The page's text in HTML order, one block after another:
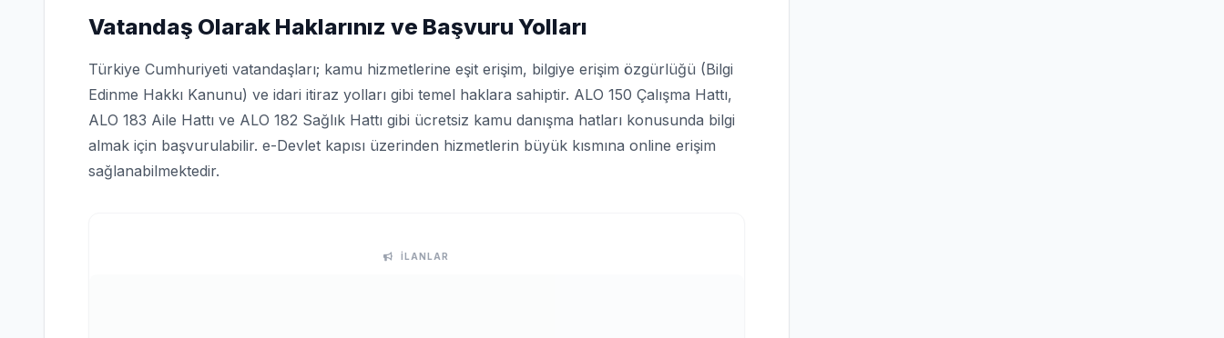
Vatandaş Olarak Haklarınız ve Başvuru Yolları
Türkiye Cumhuriyeti vatandaşları; kamu hizmetlerine eşit erişim, bilgiye erişim özgürlüğü (Bilgi
Edinme Hakkı Kanunu) ve idari itiraz yolları gibi temel haklara sahiptir. ALO 150 Çalışma Hattı,
ALO 183 Aile Hattı ve ALO 182 Sağlık Hattı gibi ücretsiz kamu danışma hatları konusunda bilgi
almak için başvurulabilir. e-Devlet kapısı üzerinden hizmetlerin büyük kısmına online erişim
sağlanabilmektedir.
İLANLAR